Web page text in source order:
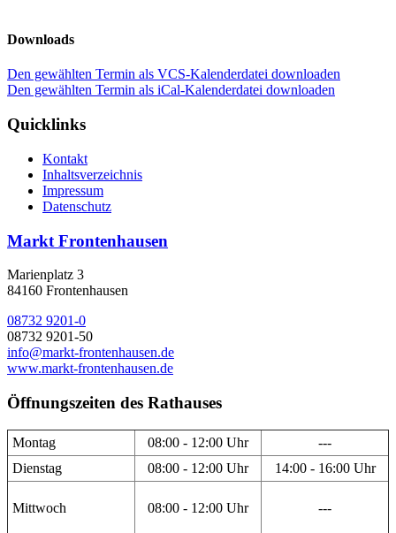
Downloads
Den gewählten Termin als VCS-Kalenderdatei downloaden
Den gewählten Termin als iCal-Kalenderdatei downloaden
Quicklinks
Kontakt
Inhaltsverzeichnis
Impressum
Datenschutz
Markt Frontenhausen
Marienplatz 3
84160 Frontenhausen
08732 9201-0
08732 9201-50
info@markt-frontenhausen.de
www.markt-frontenhausen.de
Öffnungszeiten des Rathauses
Montag 08:00 - 12:00 Uhr
---
Dienstag
08:00 - 12:00 Uhr 14:00 - 16:00 Uhr
Mittwoch 08:00 - 12:00 Uhr ---